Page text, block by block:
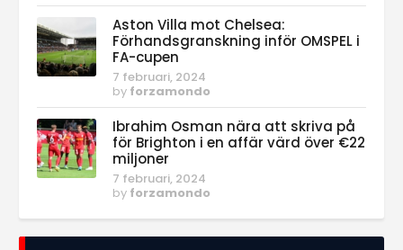
Aston Villa mot Chelsea:
Förhandsgranskning inför OMSPEL i
FA-cupen
7 februari, 2024
by forzamondo
Ibrahim Osman nära att skriva på
för Brighton i en affär värd över €22
miljoner
7 februari, 2024
by forzamondo